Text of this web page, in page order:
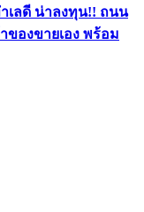
เลดี น่าลงทุน!! ถนน
ของขายเอง พร้อม